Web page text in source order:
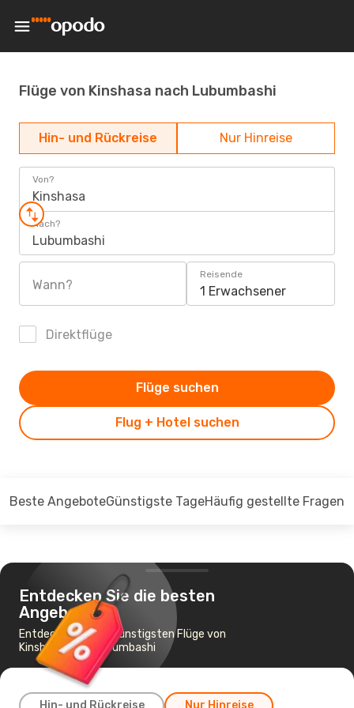
Flüge von Kinshasa nach Lubumbashi
Hin- und Rückreise Nur Hinreise
Von?
Kinshasa
Nach?
Lubumbashi
Wann?
Reisende
1 Erwachsener
Direktflüge
Flug + Hotel suchen
Flüge suchen
Beste AngeboteGünstigste TageHäufig gestellte Fragen
Entdecken Sie die besten
Angebote
Entdecken Sie die günstigsten Flüge von
Kinshasa nach Lubumbashi
Hin- und Rückreise Nur Hinreise